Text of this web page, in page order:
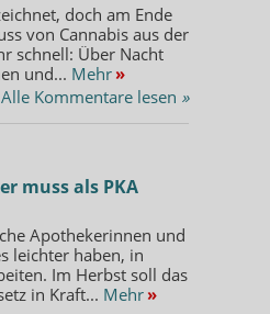
doch am Ende
von Cannabis aus der
schnell: Über Nacht
und... Mehr »
Alle Kommentare lesen »
muss als PKA
Apothekerinnen und
leichter haben, in
Im Herbst soll das
in Kraft... Mehr »